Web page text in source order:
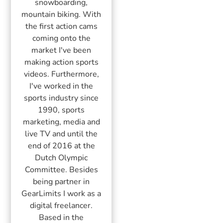
snowboarding,
mountain biking. With
the first action cams
coming onto the
market I've been
making action sports
videos. Furthermore,
I've worked in the
sports industry since
1990, sports
marketing, media and
live TV and until the
end of 2016 at the
Dutch Olympic
Committee. Besides
being partner in
GearLimits I work as a
digital freelancer.
Based in the